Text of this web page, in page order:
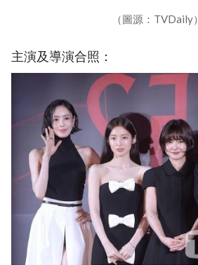
（圖源：TVDaily）
主演及導演合照：